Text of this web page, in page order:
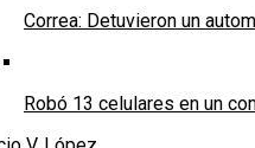
Correa: Detuvieron un
Robó 13 celulares en un